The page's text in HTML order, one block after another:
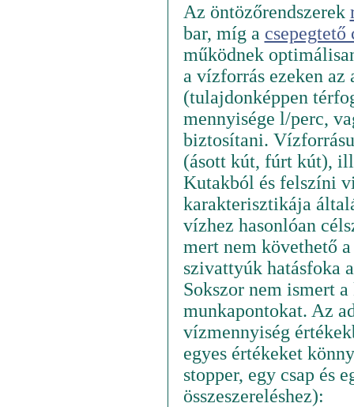
Az öntözőrendszerek
bar, míg a csepegtető
működnek
a vízforrás ezeken
(tulajdonképpen
mennyisége l/perc,
biztosítani.
(ásott kút, fúrt kút),
Kutakból és felszíni
karakterisztikája
vízhez hasonlóan
mert nem követhető
szivattyúk hatásfoka
Sokszor nem ismert
munkapontokat. Az
vízmennyiség
egyes értékeket
stopper, egy csap és
összeszereléshez):